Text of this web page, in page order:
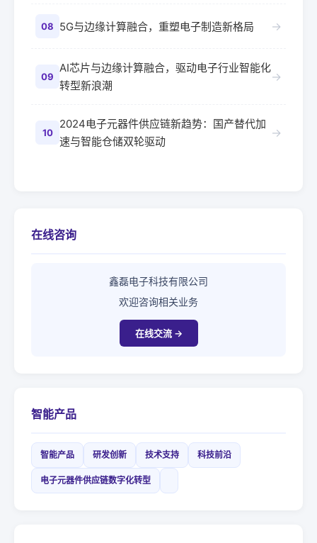
08 5G与边缘计算融合，重塑电子制造新格局 →
09
AI芯片与边缘计算融合，驱动电子行业智能化
转型新浪潮
→
10
2024电子元器件供应链新趋势：国产替代加
速与智能仓储双轮驱动
→
在线咨询
鑫磊电子科技有限公司
欢迎咨询相关业务
在线交流 →
智能产品
智能产品 研发创新 技术支持 科技前沿
电子元器件供应链数字化转型